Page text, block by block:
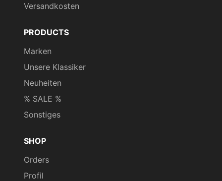
Versandkosten
PRODUCTS
Marken
Unsere Klassiker
Neuheiten
% SALE %
Sonstiges
SHOP
Orders
Profil